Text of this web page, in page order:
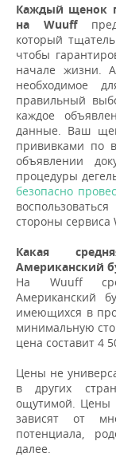
Каждый щенок
на Wuuff
который
чтобы
начале жизни.
необходимое
правильный
каждое
данные. Ваш
прививками по
объявлении
процедуры
безопасно
стороны сервиса
Какая
Aмериканский
На Wuuff
Aмериканский
имеющихся в
минимальную
цена составит 4
Цены не
в других
ощутимой. Цены
зависят от
потенциала,
далее.